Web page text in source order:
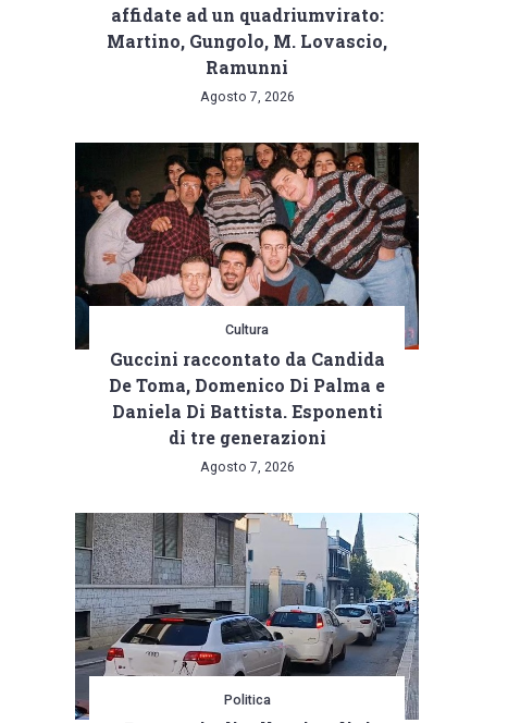
affidate ad un quadriumvirato:
Martino, Gungolo, M. Lovascio,
Ramunni
Agosto 7, 2026
Cultura
Guccini raccontato da Candida
De Toma, Domenico Di Palma e
Daniela Di Battista. Esponenti
di tre generazioni
Agosto 7, 2026
Politica